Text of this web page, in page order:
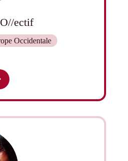
ectif
Occidentale